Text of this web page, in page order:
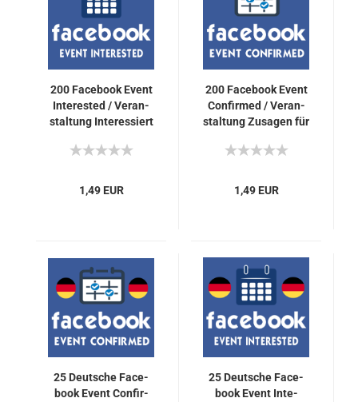
200 Face­book Event
In­te­rested / Ver­an­
stal­tung In­ter­es­siert
1,49 EUR
200 Face­book Event
Con­fir­med / Ver­an­
stal­tung Zu­sa­gen für
1,49 EUR
25 Deut­sche Face­
book Event Con­fir­
25 Deut­sche Face­
book Event In­te­